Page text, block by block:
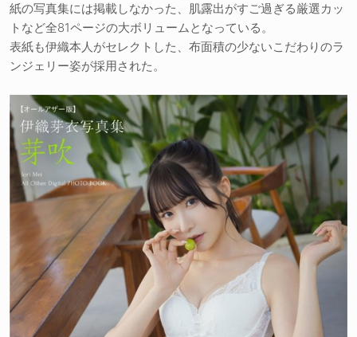
紙の写真集には掲載しなかった、肌露出がすご過ぎる厳選カッ
トなど全81ページの大ボリュームとなっている。
表紙も伊織本人がセレクトした、布面積の少ないこだわりのラ
ンジェリー姿が採用された。